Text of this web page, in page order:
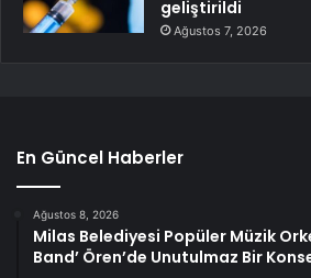
geliştirildi
Ağustos 7, 2026
En Güncel Haberler
Ağustos 8, 2026
Milas Belediyesi Popüler Müzik
Band’ Ören’de Unutulmaz Bir